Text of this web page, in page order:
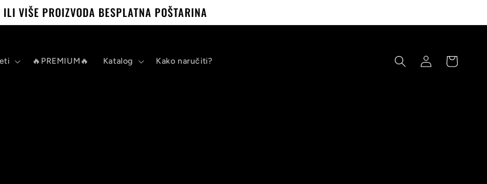
VIŠE PROIZVODA BESPLATNA POŠTARINA
🔥PREMIUM🔥 Katalog Kako naručiti?
Log
in
Korpa